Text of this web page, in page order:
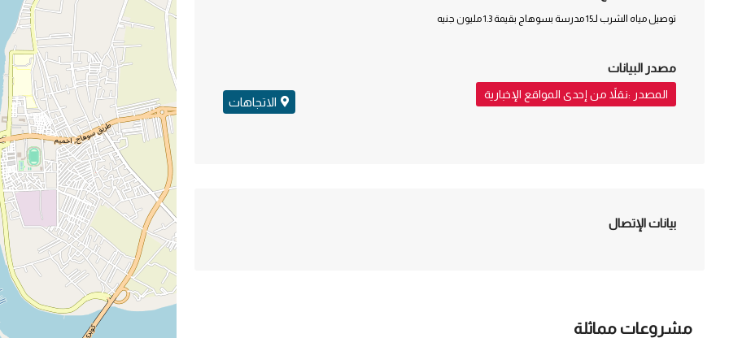
توصيل مياه الشرب لـ15 مدرسة بسوهاج بقيمة 1.3 مليون جنيه
مصدر البيانات
المصدر :نقلاً من إحدى المواقع الإخبارية
الاتجاهات
بيانات الإتصال
مشروعات مماثلة